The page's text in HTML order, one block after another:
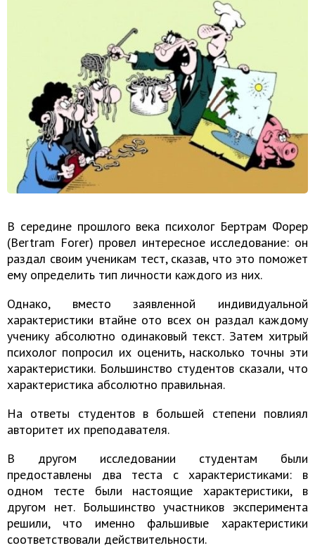
В середине прошлого века психолог Бертрам Форер
(Bertram Forer) провел интересное исследование: он
раздал своим ученикам тест, сказав, что это поможет
ему определить тип личности каждого из них.
Однако, вместо заявленной индивидуальной
характеристики втайне ото всех он раздал каждому
ученику абсолютно одинаковый текст. Затем хитрый
психолог попросил их оценить, насколько точны эти
характеристики. Большинство студентов сказали, что
характеристика абсолютно правильная.
На ответы студентов в большей степени повлиял
авторитет их преподавателя.
В другом исследовании студентам были
предоставлены два теста с характеристиками: в
одном тесте были настоящие характеристики, в
другом нет. Большинство участников эксперимента
решили, что именно фальшивые характеристики
соответствовали действительности.